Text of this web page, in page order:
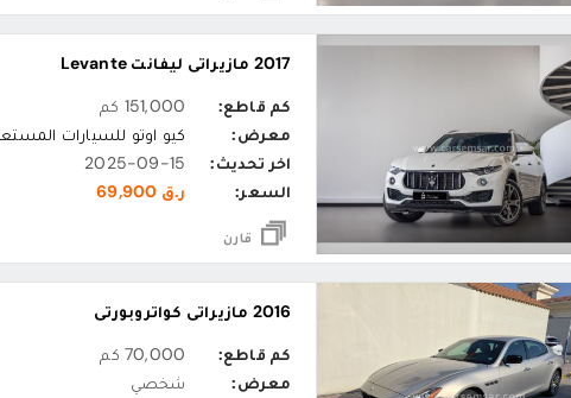
2017 مازيراتي ليفانت Levante
كم قاطع:
151,000 كم
معرض:
كيو اوتو للسيارات
اخر تحديث:
2025-09-15
السعر:
ر.ق 69,900
قارن
2016 مازيراتي كواتروبورتي
كم قاطع:
70,000 كم
معرض:
شخصي